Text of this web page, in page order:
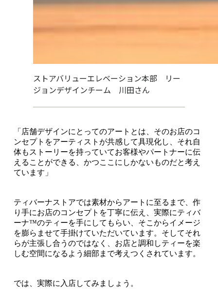
ストアバリューエレベーション本部 リー
ジョンデザインチーム 川田さん
「店舗デザインにとってのアートとは、そのお店のコ
ンセプトをアーティストが共感して具現化し、それ自
体もストーリーを持っていてお客様やパートナーに伝
えることができる、かつここにしかないものだと考え
ています」
ティバーナストアでは素材からアートに至るまで、作
り手にお店のコンセプトを丁寧に伝え、実際にティバ
ーナ™のティーを手にしてもらい、そこからイメージ
を膨らませて手掛けていただいています。そしてそれ
らが主張し合うのではなく、お店と調和しティーを楽
しむ空間になるよう細部まで考えつくされています。
では、実際に入店してみましょう。